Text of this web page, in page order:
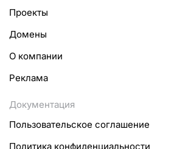
Проекты
Домены
О компании
Реклама
Документация
Пользовательское соглашение
Политика конфиденциальности